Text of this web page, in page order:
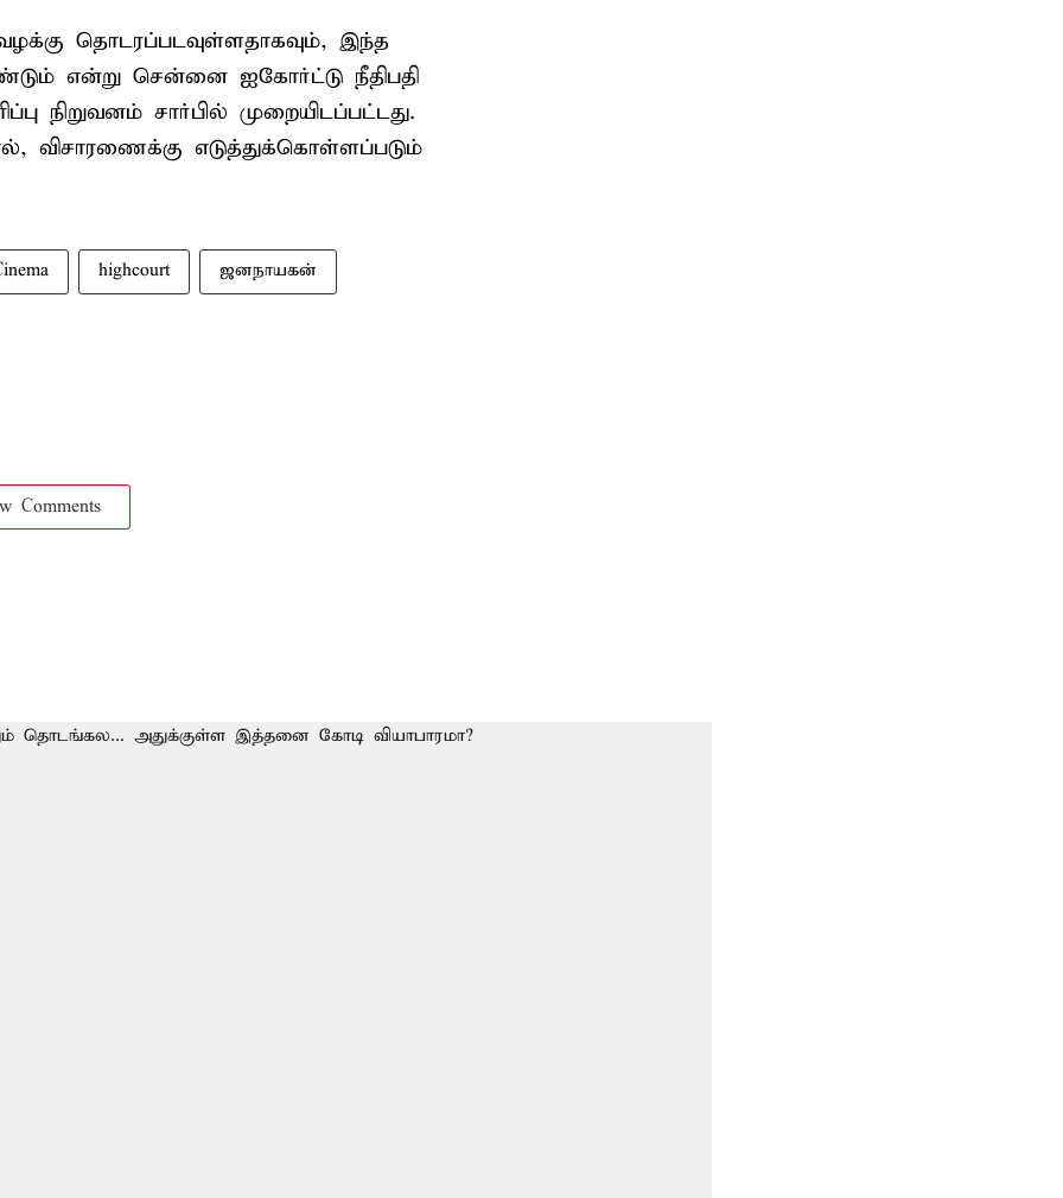
தொடரப்படவுள்ளதாகவும், இந்த
என்று சென்னை ஐகோர்ட்டு நீதிபதி
நிறுவனம் சார்பில் முறையிடப்பட்டது.
விசாரணைக்கு எடுத்துக்கொள்ளப்படும்
highcourt ஜனநாயகன்
Comments